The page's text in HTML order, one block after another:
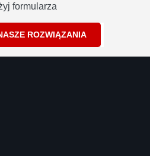
formularza
ROZWIĄZANIA